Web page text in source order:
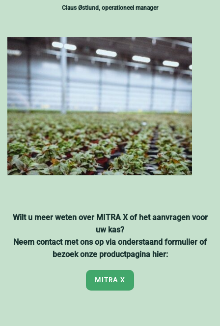
Claus Østlund, operationeel manager
Wilt u meer weten over MITRA X of het aanvragen voor
uw kas?
Neem contact met ons op via onderstaand formulier of
bezoek onze productpagina hier:
MITRA X